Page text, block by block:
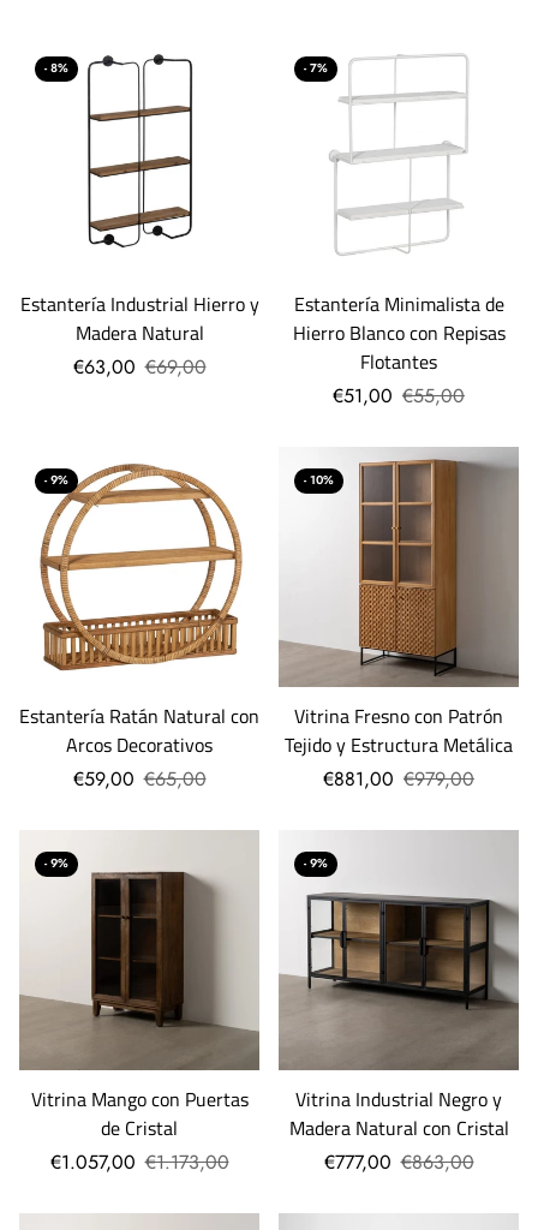
- 8%
Estantería Industrial Hierro y
Madera Natural
€63,00 €69,00
- 7%
Estantería Minimalista de
Hierro Blanco con Repisas
Flotantes
€51,00 €55,00
- 9%
Estantería Ratán Natural con
Arcos Decorativos
€59,00 €65,00
- 10%
Vitrina Fresno con Patrón
Tejido y Estructura Metálica
€881,00 €979,00
- 9%
Vitrina Mango con Puertas
de Cristal
€1.057,00 €1.173,00
- 9%
Vitrina Industrial Negro y
Madera Natural con Cristal
€777,00 €863,00